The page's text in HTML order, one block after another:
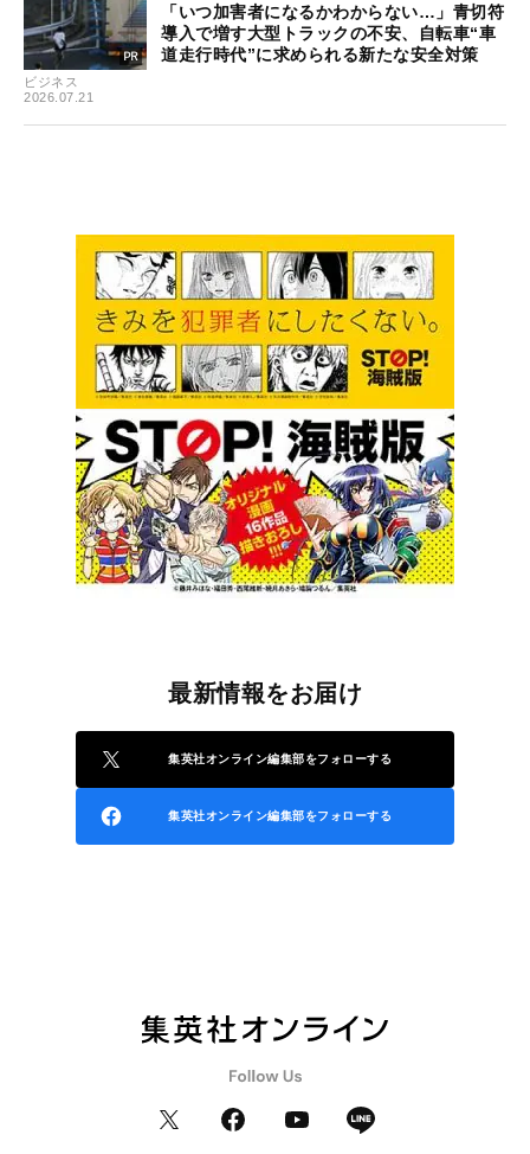
ビジネス
2026.07.21
「いつ加害者になるかわからない…」青切符
導入で増す大型トラックの不安、自転車“車
道走行時代”に求められる新たな安全対策
最新情報をお届け
集英社オンライン編集部をフォローする
集英社オンライン編集部をフォローする